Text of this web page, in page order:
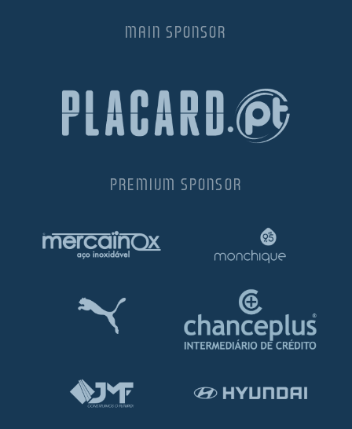
MAIN SPONSOR
PREMIUM SPONSOR